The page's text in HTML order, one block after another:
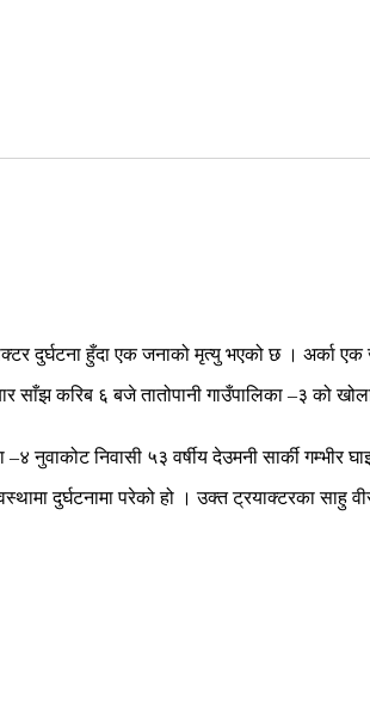
दुर्घटना हुँदा एक जनाको मृत्यु भएको छ । अर्का
साँझ करिब ६ बजे तातोपानी गाउँपालिका –३ को
नुवाकोट निवासी ५३ वर्षीय देउमनी सार्की गम्भीर
दुर्घटनामा परेको हो । उक्त ट्रयाक्टरका साहु